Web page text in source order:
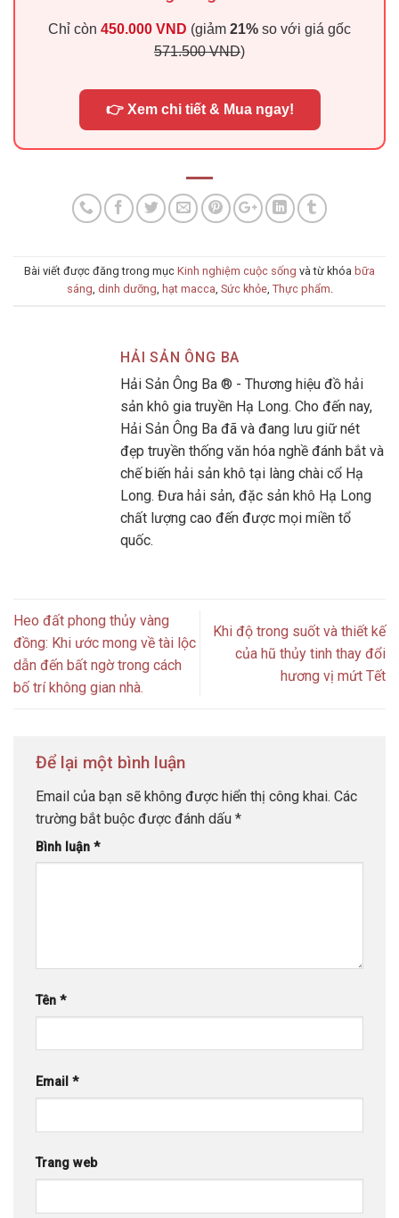
Chỉ còn 450.000 VND (giảm 21% so với giá gốc
571.500 VND)
👉 Xem chi tiết & Mua ngay!
Bài viết được đăng trong mục Kinh nghiệm cuộc sống và từ khóa bữa
sáng, dinh dưỡng, hạt macca, Sức khỏe, Thực phẩm.
HẢI SẢN ÔNG BA
Hải Sản Ông Ba ® - Thương hiệu đồ hải
sản khô gia truyền Hạ Long. Cho đến nay,
Hải Sản Ông Ba đã và đang lưu giữ nét
đẹp truyền thống văn hóa nghề đánh bắt và
chế biến hải sản khô tại làng chài cổ Hạ
Long. Đưa hải sản, đặc sản khô Hạ Long
chất lượng cao đến được mọi miền tổ
quốc.
Heo đất phong thủy vàng
đồng: Khi ước mong về tài lộc
dẫn đến bất ngờ trong cách
bố trí không gian nhà.
Khi độ trong suốt và thiết kế
của hũ thủy tinh thay đổi
hương vị mứt Tết
Để lại một bình luận
Email của bạn sẽ không được hiển thị công khai. Các
trường bắt buộc được đánh dấu *
Bình luận *
Tên *
Email *
Trang web